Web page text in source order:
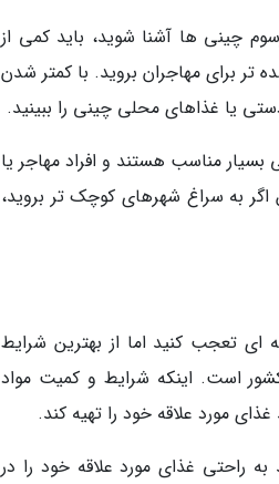
چینی ها آشنا شوید، باید کمی از
برای مهاجران بروید. با کمتر شدن
یا غذاهای محلی چینی را ببینید.
مناسب هستند و افراد مهاجر یا
به سراغ شهرهای کوچک تر بروید،
تعجب کنید اما از بهترین شرایط
است. اینکه شرایط و کمیت مواد
مورد علاقه خود را تهیه کند.
به راحتی غذای مورد علاقه خود را در